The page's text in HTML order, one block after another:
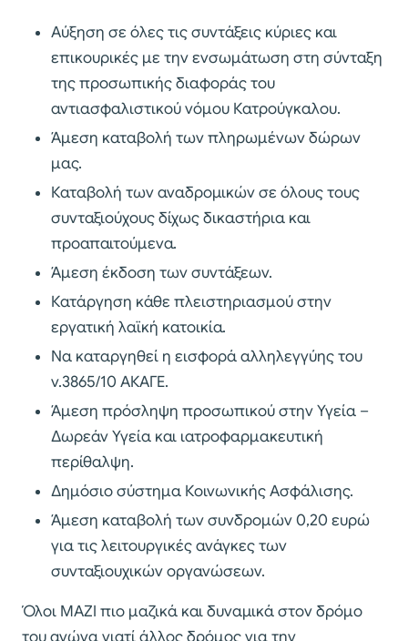
Αύξηση σε όλες τις συντάξεις κύριες και
επικουρικές με την ενσωμάτωση στη σύνταξη
της προσωπικής διαφοράς του
αντιασφαλιστικού νόμου Κατρούγκαλου.
Άμεση καταβολή των πληρωμένων δώρων
μας.
Καταβολή των αναδρομικών σε όλους τους
συνταξιούχους δίχως δικαστήρια και
προαπαιτούμενα.
Άμεση έκδοση των συντάξεων.
Κατάργηση κάθε πλειστηριασμού στην
εργατική λαϊκή κατοικία.
Να καταργηθεί η εισφορά αλληλεγγύης του
ν.3865/10 ΑΚΑΓΕ.
Άμεση πρόσληψη προσωπικού στην Υγεία –
Δωρεάν Υγεία και ιατροφαρμακευτική
περίθαλψη.
Δημόσιο σύστημα Κοινωνικής Ασφάλισης.
Άμεση καταβολή των συνδρομών 0,20 ευρώ
για τις λειτουργικές ανάγκες των
συνταξιουχικών οργανώσεων.
Όλοι ΜΑΖΙ πιο μαζικά και δυναμικά στον δρόμο